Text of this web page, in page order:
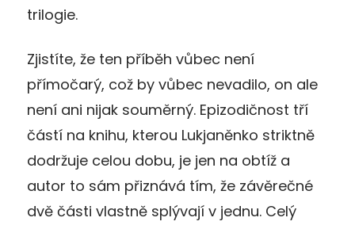
trilogie.
Zjistíte, že ten příběh vůbec není
přímočarý, což by vůbec nevadilo, on ale
není ani nijak souměrný. Epizodičnost tří
částí na knihu, kterou Lukjaněnko striktně
dodržuje celou dobu, je jen na obtíž a
autor to sám přiznává tím, že závěrečné
dvě části vlastně splývají v jednu. Celý